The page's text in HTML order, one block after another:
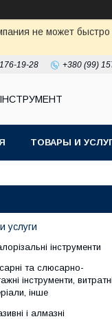
не может
19-28 +380 (99)
ТОВАРЫ И
услуги
інструменти
та слюсарно-
інструменти, витратні
інше
і алмазні